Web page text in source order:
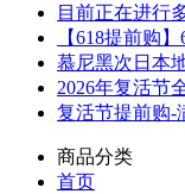
目前正在进行
【618提前购
慕尼黑次日本
2026年复活节
复活节提前购-
商品分类
首页